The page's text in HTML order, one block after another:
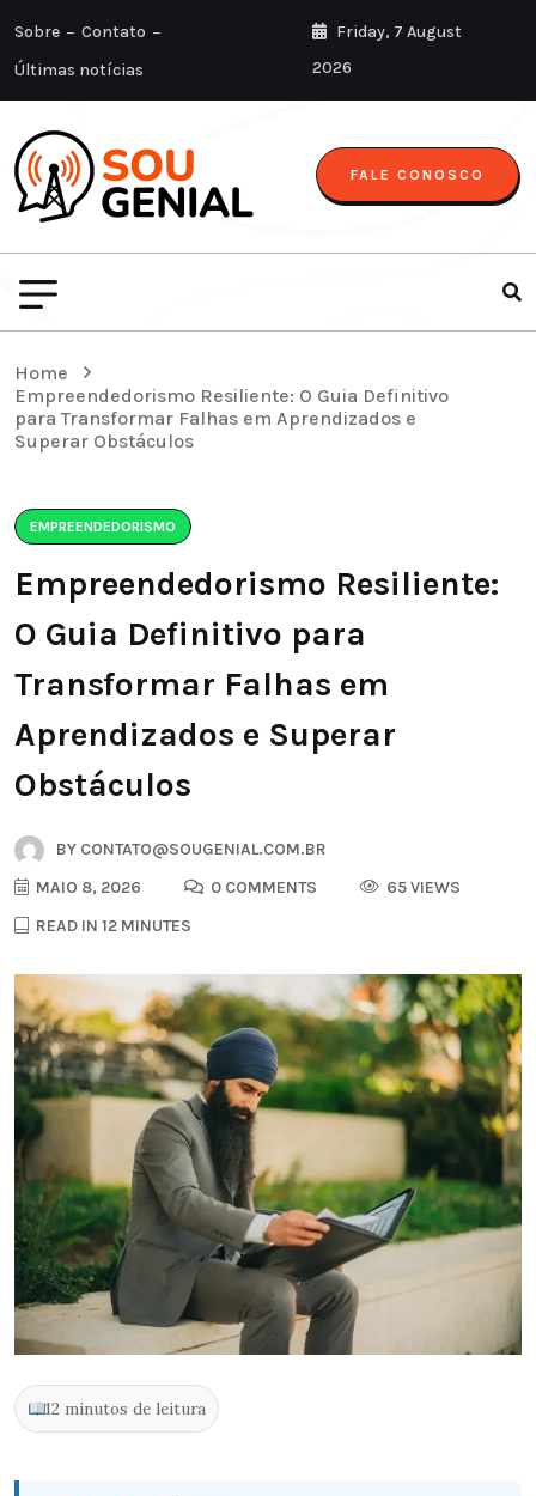
Sobre
Contato
Últimas notícias
Friday, 7 August
2026
FALE CONOSCO
Home
Empreendedorismo Resiliente: O Guia Definitivo
para Transformar Falhas em Aprendizados e
Superar Obstáculos
EMPREENDEDORISMO
Empreendedorismo Resiliente:
O Guia Definitivo para
Transformar Falhas em
Aprendizados e Superar
Obstáculos
BY CONTATO@SOUGENIAL.COM.BR
MAIO 8, 2026
0 COMMENTS
65 VIEWS
READ IN 12 MINUTES
12 minutos de leitura